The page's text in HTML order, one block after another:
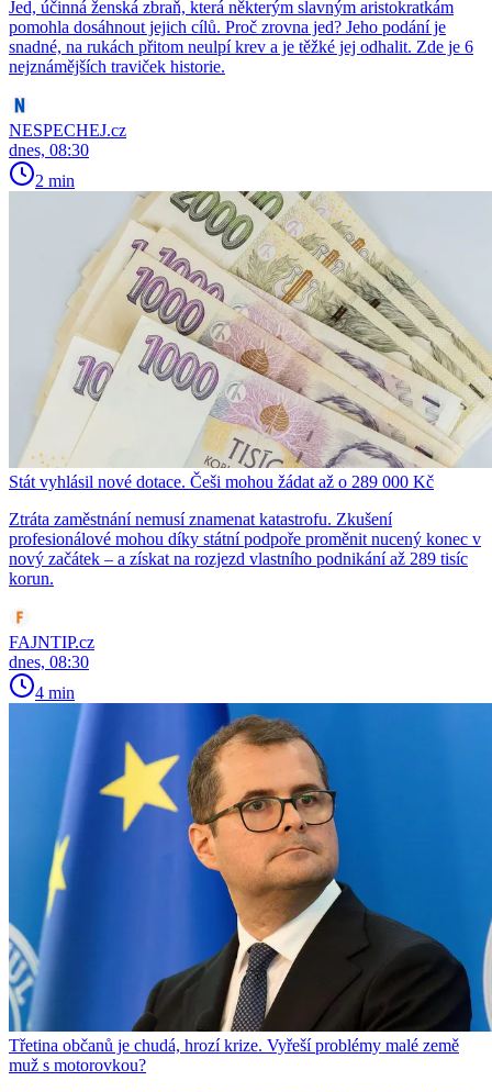
Jed, účinná ženská zbraň, která některým slavným aristokratkám
pomohla dosáhnout jejich cílů. Proč zrovna jed? Jeho podání je
snadné, na rukách přitom neulpí krev a je těžké jej odhalit. Zde je 6
nejznámějších traviček historie.
NESPECHEJ.cz
dnes, 08:30
2 min
Stát vyhlásil nové dotace. Češi mohou žádat až o 289 000 Kč
Ztráta zaměstnání nemusí znamenat katastrofu. Zkušení
profesionálové mohou díky státní podpoře proměnit nucený konec v
nový začátek – a získat na rozjezd vlastního podnikání až 289 tisíc
korun.
FAJNTIP.cz
dnes, 08:30
4 min
Třetina občanů je chudá, hrozí krize. Vyřeší problémy malé země
muž s motorovkou?